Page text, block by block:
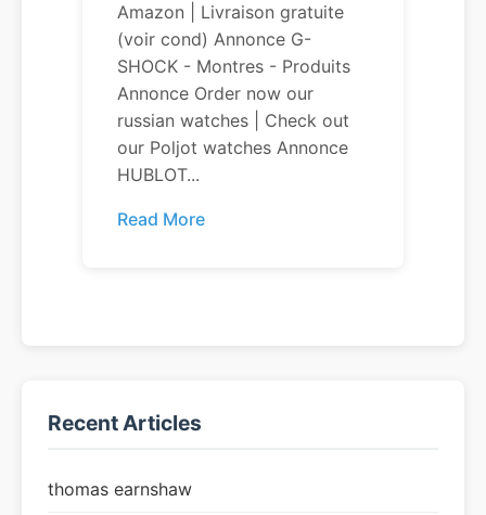
Amazon | Livraison gratuite
(voir cond) Annonce G-
SHOCK - Montres - Produits
Annonce Order now our
russian watches | Check out
our Poljot watches Annonce
HUBLOT...
Read More
Recent Articles
thomas earnshaw